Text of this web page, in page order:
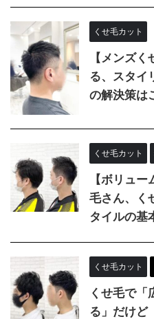
くせ毛カット
【メンズ
る、スタイ
の解決策は
くせ毛カット
【ボリュ
毛さん、く
タイルの基
くせ毛カット
くせ毛で「
る」だけど